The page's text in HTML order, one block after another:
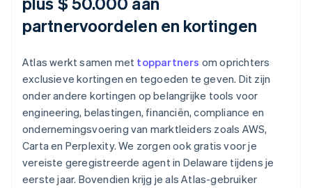
partnervoordelen en kortingen
Atlas werkt samen met toppartners om oprichters
exclusieve kortingen en tegoeden te geven. Dit zijn
onder andere kortingen op belangrijke tools voor
engineering, belastingen, financiën, compliance en
ondernemingsvoering van marktleiders zoals AWS,
Carta en Perplexity. We zorgen ook gratis voor je
vereiste geregistreerde agent in Delaware tijdens je
eerste jaar. Bovendien krijg je als Atlas-gebruiker